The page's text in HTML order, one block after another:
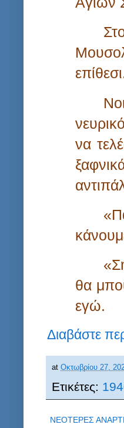
να
θα
εγώ.
Διαβάστε
at Οκτωβρίου 27,
Ετικέτες:
ΝΕΟΤΕΡΕΣ